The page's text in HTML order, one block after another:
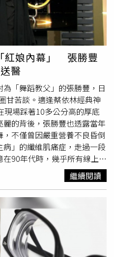
約1小時，改善冷氣內部
修師傅也留言證實，送風模式
相對較低，但風扇仍持續送
殘留濕氣，降低黴菌孳生、異
同時有助維持冷氣運作效
間開送風，「比之後花錢找
養成的保養習慣。除了維修
銷商也分享實際案例，曾有
防黴或自動乾燥功能，長達
日前到府檢查時，發現冷氣
有明顯髒污，讓他忍不住直
錢清洗。」另外，專業冷氣
也提醒，若家中冷氣沒有內
，可在關機前切換送風模式
蒸發器及機體內殘留濕氣，維
生及滴水等問題。若再搭配
有助維持冷房效率，也能延
修及清洗成本。
紅娘內幕」 張勝豐
醫
「舞蹈教父」的張勝豐，日
甘苦談。適逢蔡依林經典神
現場踩著10多公分高的厚底
的背後，張勝豐也透露當年
不僅曾因嚴重營養不良昏倒
」的纖維肌痛症，走過一段
90年代時，幾乎所有線上藝
商店般24小時隨時待命，每
切換風格，像是早上陪
凌甜美舞步、晚上轉為蔡依
豪華舞台，讓他一度精神錯
食不規律，某天張勝豐洗完
危機意識強烈的他立刻撥打
院醒來時已在急診室輸血，
，造血功能嚴重失常，連現
繼續閱讀